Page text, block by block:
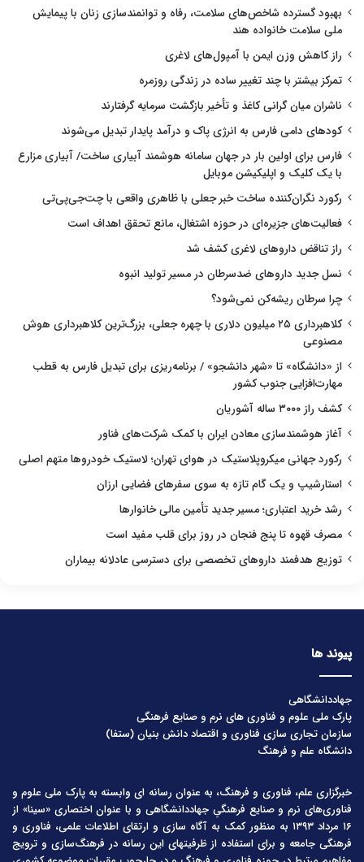
بهبود گسترده شاخص‌های سلامت، رفاه و توانمندسازی زنان با پیمایش
ملی سلامت خانواده هند
راز کاهش وزن ایمن با آمپول‌های لاغری
تمرکز بیشتر با چند تغییر ساده در زندگی روزمره
ناشران میان گرانی کاغذ و تأخیر بازگشت سرمایه گرفتارند
کودهای دامی فارس به انرژی پاک و درآمد پایدار تبدیل می‌شوند
فارس برای اولین بار در جهان سامانه هوشمند آبیاری ساخت/ آبیاری مزارع
با یک کلیک و اپلیکیشن موبایل
رکورد نگران‌کننده ساخت خبر جعلی با ظاهری واقعی با چت‌جی‌پی‌تی
فعالیت‌های جزیره‌ای در حوزه اشتغال، مانع تحقق اهداف است
راز تناقض داروهای لاغری کشف شد
نسل جدید داروهای ضدسرطان در مسیر تولید انبوه
چرا سرطان ریشه‌کن نمی‌شود؟
کلاهبرداری ۲۵ میلیون دلاری با چهره جعلی، بزرگ‌ترین کلاهبرداری هوش
مصنوعی
از «دانشگاه» تا «شهر دانشجو» / برنامه‌ریزی برای تبدیل فارس به قطب
مهارت‌افزایی جنوب کشور
کشف راز ۳۰۰۰ ساله آشوریان
آغاز هوشمندسازی معادن ایران با کمک شرکت‌های فناور
رکورد جهانی میکروپلاستیک در هوای تهران؛ لاستیک خودروها متهم اصلی
استارشیپ و یک گام تازه به سوی سفرهای فضایی ارزان
رشد خرید اعتباری؛ مسیر جدید تأمین مالی خانوارها
مصرف قهوه تا پنج فنجان در روز برای قلب مفید است
توزیع هدفمند داروهای تخصصی برای دسترسی عادلانه بیماران
پیوند ها
جهاددانشگاهی
پارک ملی علوم و فناوری های نرم و صنایع فرهنگی
سازمان تجاری سازی فناوری و اقتصاد دانش بنیان (ستفا)
دانشگاه علم و فرهنگ
خبرگزاری علم، فناوری و فرهنگ، به عنوان رسانه ای وابسته به پارک ملی علوم و
فناوری‌های نرم و صنایع فرهنگیِ جهاددانشگاهی و با عنوان اختصاری «سینا» از
۱۶ مرداد ۱۳۹۳ به منظور کمک به آگاه سازی و ارتقای اطلاعات علمی، فناوری و
فرهنگی جامعه و برای استفاده از ظرفیتهای این رسانه در فرهنگ‌سازی و ترویج